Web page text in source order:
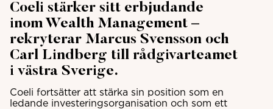
Coeli stärker sitt erbjudande
inom Wealth Management –
rekryterar Marcus Svensson och
Carl Lindberg till rådgivarteamet
i västra Sverige.
Coeli fortsätter att stärka sin position som en
ledande investeringsorganisation och som ett